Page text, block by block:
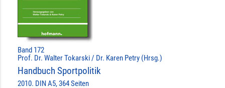
Band 172
Prof. Dr. Walter Tokarski / Dr. Karen Petry (Hrsg.)
Handbuch Sportpolitik
2010. DIN A5, 364 Seiten